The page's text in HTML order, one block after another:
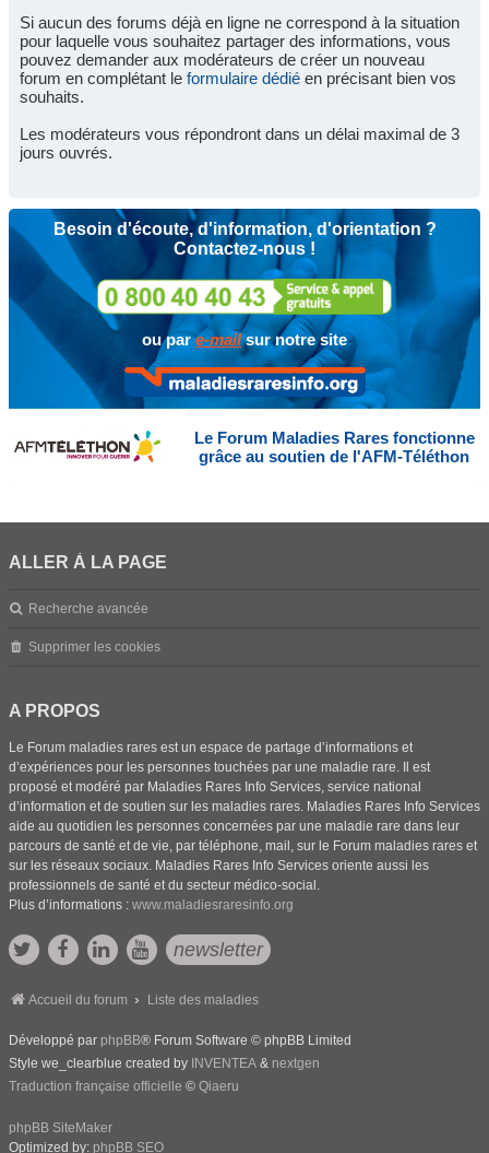
Si aucun des forums déjà en ligne ne correspond à la situation
pour laquelle vous souhaitez partager des informations, vous
pouvez demander aux modérateurs de créer un nouveau
forum en complétant le formulaire dédié en précisant bien vos
souhaits.
Les modérateurs vous répondront dans un délai maximal de 3
jours ouvrés.
Besoin d'écoute, d'information, d'orientation ?
Contactez-nous !
ou pare-mailsur notre site
Le Forum Maladies Rares fonctionne
grâce au soutien de l'AFM-Téléthon
ALLER À LA PAGE
Recherche avancée
Supprimer les cookies
A PROPOS
Le Forum maladies rares est un espace de partage d’informations et
d’expériences pour les personnes touchées par une maladie rare. Il est
proposé et modéré par Maladies Rares Info Services, service national
d’information et de soutien sur les maladies rares. Maladies Rares Info Services
aide au quotidien les personnes concernées par une maladie rare dans leur
parcours de santé et de vie, par téléphone, mail, sur le Forum maladies rares et
sur les réseaux sociaux. Maladies Rares Info Services oriente aussi les
professionnels de santé et du secteur médico-social.
Plus d’informations : www.maladiesraresinfo.org
newsletter
Accueil du forum Liste des maladies
Développé par phpBB® Forum Software © phpBB Limited
Style we_clearblue created by INVENTEA & nextgen
Traduction française officielle © Qiaeru
phpBB SiteMaker
Optimized by: phpBB SEO